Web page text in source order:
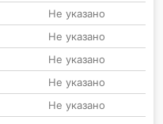
Не указано
Не указано
Не указано
Не указано
Не указано